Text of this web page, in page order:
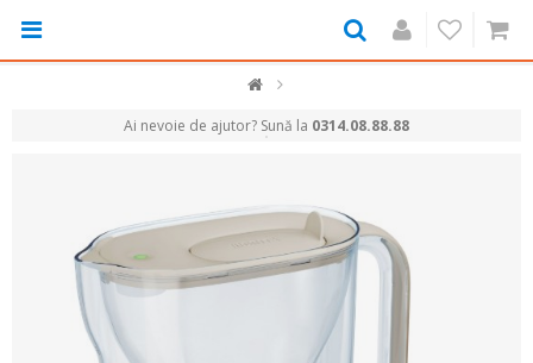
Ai nevoie de ajutor? Sună la 0314.08.88.88